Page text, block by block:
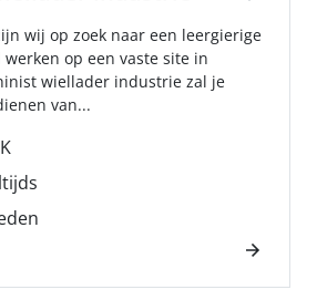
wij op zoek naar een leergierige
op een vaste site in
wiellader industrie zal je
van...